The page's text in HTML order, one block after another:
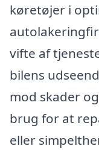
køretøjer i
vifte af
bilens
mod skader
brug for at
eller